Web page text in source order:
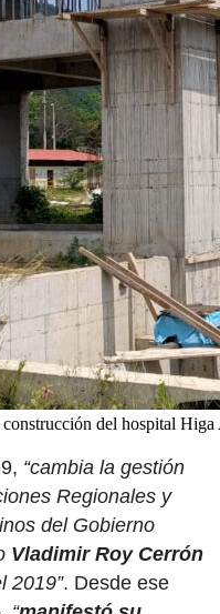
construcción del hospital
“cambia la gestión
Regionales y
del Gobierno
Vladimir Roy Cerrón
2019”. Desde ese